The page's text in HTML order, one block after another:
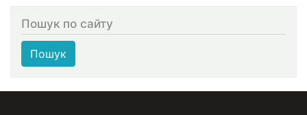
Пошук по сайту
Пошук